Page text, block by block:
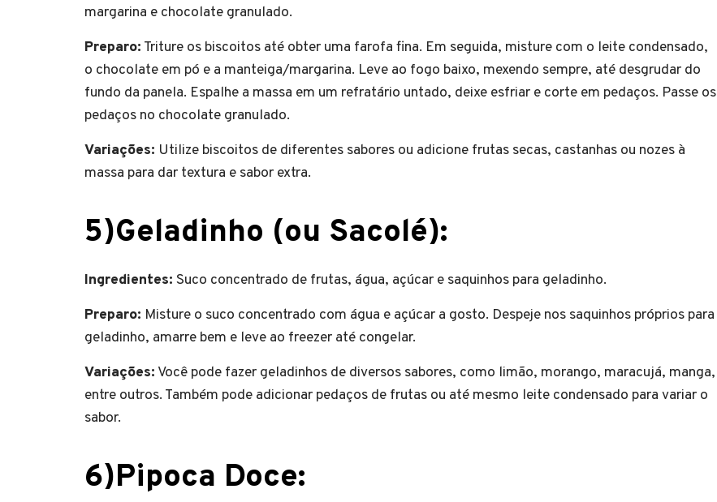
margarina e chocolate granulado.
Preparo: Triture os biscoitos até obter uma farofa fina. Em seguida, misture com o leite condensado,
o chocolate em pó e a manteiga/margarina. Leve ao fogo baixo, mexendo sempre, até desgrudar do
fundo da panela. Espalhe a massa em um refratário untado, deixe esfriar e corte em pedaços. Passe os
pedaços no chocolate granulado.
Variações: Utilize biscoitos de diferentes sabores ou adicione frutas secas, castanhas ou nozes à
massa para dar textura e sabor extra.
5)Geladinho (ou Sacolé):
Ingredientes: Suco concentrado de frutas, água, açúcar e saquinhos para geladinho.
Preparo: Misture o suco concentrado com água e açúcar a gosto. Despeje nos saquinhos próprios para
geladinho, amarre bem e leve ao freezer até congelar.
Variações: Você pode fazer geladinhos de diversos sabores, como limão, morango, maracujá, manga,
entre outros. Também pode adicionar pedaços de frutas ou até mesmo leite condensado para variar o
sabor.
6)Pipoca Doce: